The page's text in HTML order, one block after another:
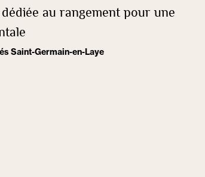
au rangement pour une
Saint-Germain-en-Laye